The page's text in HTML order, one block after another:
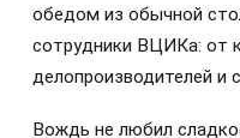
обедом из обычной
сотрудники ВЦИКа: от
делопроизводителей и
Вождь не любил